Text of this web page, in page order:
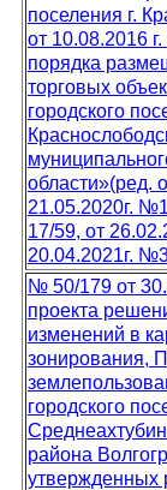
поселения г.
от 10.08.2016
порядка
торговых
городского
области»(ред.
21.05.2020г.
17/59, от
20.04.2021г.
№ 50/179 от
проекта
изменений в
зонирования,
городского
района